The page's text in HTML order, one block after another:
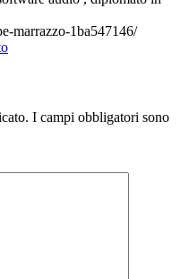
marrazzo-1ba547146/
I campi obbligatori sono